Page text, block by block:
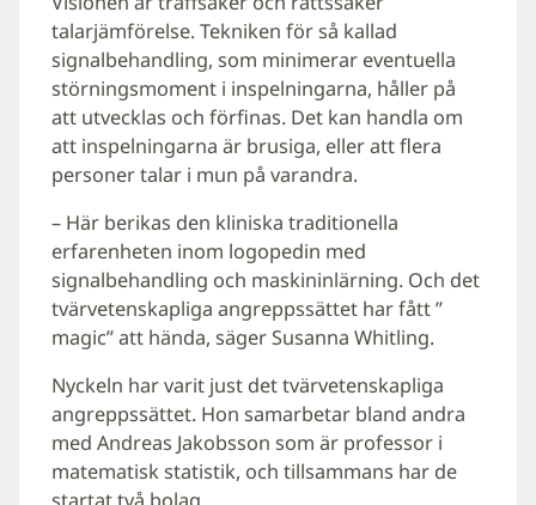
talarjämförelse. Tekniken för så kallad
signalbehandling, som minimerar eventuella
störningsmoment i inspelningarna, håller på
att utvecklas och förfinas. Det kan handla om
att inspelningarna är brusiga, eller att flera
personer talar i mun på varandra.
– Här berikas den kliniska traditionella
erfarenheten inom logopedin med
signalbehandling och maskininlärning. Och det
tvärvetenskapliga angreppssättet har fått ”
magic” att hända, säger Susanna Whitling.
Nyckeln har varit just det tvärvetenskapliga
angreppssättet. Hon samarbetar bland andra
med Andreas Jakobsson som är professor i
matematisk statistik, och tillsammans har de